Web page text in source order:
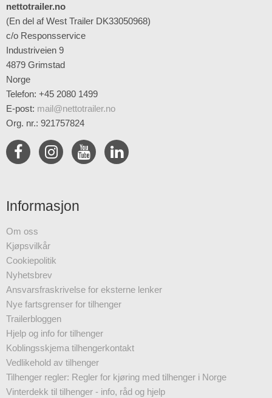
nettotrailer.no
(En del af West Trailer DK33050968)
c/o Responsservice
Industriveien 9
4879 Grimstad
Norge
Telefon: +45 2080 1499
E-post: mail@nettotrailer.no
Org. nr.: 921757824
Informasjon
Om oss
Kjøpsvilkår
Cookiepolitik
Nyhetsbrev
Ansvarsfraskrivelse for eksterne lenker
Nye fartsgrenser for tilhenger
Trailerbloggen
Hjelp og info for tilhenger
Koblingsskjema tilhengerkontakt
Vedlikehold av tilhenger
Tilhenger regler: Regler for kjøring med tilhenger i Norge
Vinterdekk til tilhenger - info, råd og hjelp